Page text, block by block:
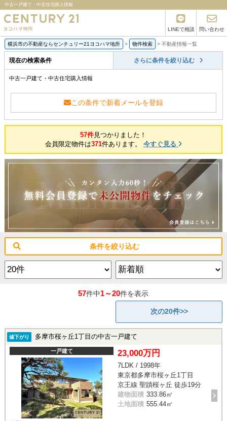
中古一戸建て・中古住宅購入情報
LINEで相談 問い合わせ
横浜市の不動産ならセンチュリー21ヨコハマ地所 > 物件検索 > 不動産情報一覧
現在の検索条件 さらに条件を絞り込む
中古一戸建て・中古住宅購入情報
この条件で新着メールを登録
57件見つかりました！
会員限定物件は371件あります。 今すぐ見る
条件を絞り込む
57件中1～20件を表示
次の20件>>
値下がり 多摩市桜ヶ丘1丁目の中古一戸建て
一戸建て 23,000万円
7LDK / 1998年
東京都多摩市桜ヶ丘1丁目
京王線 聖蹟桜ヶ丘 徒歩19分
建物面積 333.86㎡
土地面積 555.44㎡